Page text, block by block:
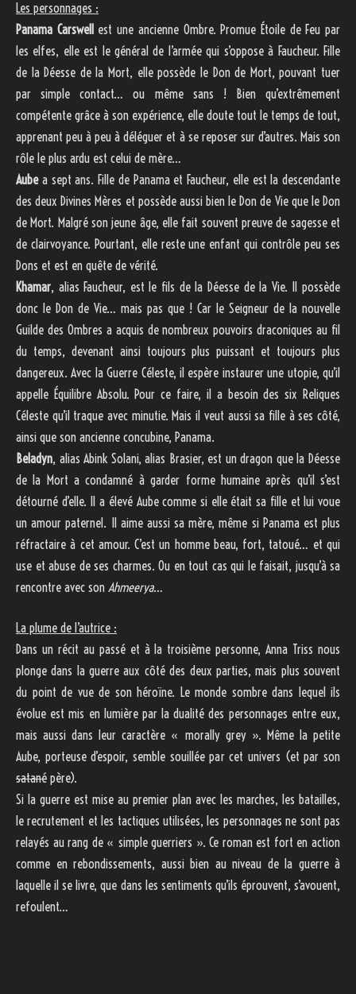
Les personnages :
Panama Carswellest une ancienne Ombre. Promue Étoile de Feu par
les elfes, elle est le général de l’armée qui s’oppose à Faucheur. Fille
de la Déesse de la Mort, elle possède le Don de Mort, pouvant tuer
par simple contact… ou même sans ! Bien qu’extrêmement
compétente grâce à son expérience, elle doute tout le temps de tout,
apprenant peu à peu à déléguer et à se reposer sur d’autres. Mais son
rôle le plus ardu est celui de mère…
Aubea sept ans. Fille de Panama et Faucheur, elle est la descendante
des deux Divines Mères et possède aussi bien le Don de Vie que le Don
de Mort. Malgré son jeune âge, elle fait souvent preuve de sagesse et
de clairvoyance. Pourtant, elle reste une enfant qui contrôle peu ses
Dons et est en quête de vérité.
Khamar, alias Faucheur, est le fils de la Déesse de la Vie. Il possède
donc le Don de Vie… mais pas que ! Car le Seigneur de la nouvelle
Guilde des Ombres a acquis de nombreux pouvoirs draconiques au fil
du temps, devenant ainsi toujours plus puissant et toujours plus
dangereux. Avec la Guerre Céleste, il espère instaurer une utopie, qu’il
appelle Équilibre Absolu. Pour ce faire, il a besoin des six Reliques
Céleste qu’il traque avec minutie. Mais il veut aussi sa fille à ses côté,
ainsi que son ancienne concubine, Panama.
Beladyn, alias Abink Solani, alias Brasier, est un dragon que la Déesse
de la Mort a condamné à garder forme humaine après qu’il s’est
détourné d’elle. Il a élevé Aube comme si elle était sa fille et lui voue
un amour paternel. Il aime aussi sa mère, même si Panama est plus
réfractaire à cet amour. C’est un homme beau, fort, tatoué… et qui
use et abuse de ses charmes. Ou en tout cas qui le faisait, jusqu’à sa
rencontre avec son Ahmeerya…
La plume de l’autrice :
Dans un récit au passé et à la troisième personne, Anna Triss nous
plonge dans la guerre aux côté des deux parties, mais plus souvent
du point de vue de son héroïne. Le monde sombre dans lequel ils
évolue est mis en lumière par la dualité des personnages entre eux,
mais aussi dans leur caractère « morally grey ». Même la petite
Aube, porteuse d’espoir, semble souillée par cet univers (et par son
satané père).
Si la guerre est mise au premier plan avec les marches, les batailles,
le recrutement et les tactiques utilisées, les personnages ne sont pas
relayés au rang de « simple guerriers ». Ce roman est fort en action
comme en rebondissements, aussi bien au niveau de la guerre à
laquelle il se livre, que dans les sentiments qu’ils éprouvent, s’avouent,
refoulent…